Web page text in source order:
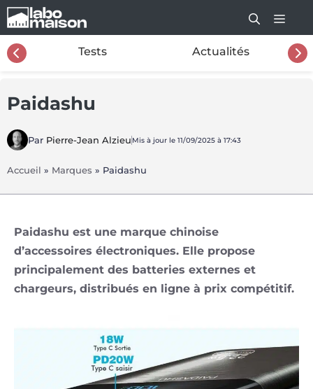
Aller
au
contenu
Tests Actualités
Paidashu
Par Pierre-Jean Alzieu Mis à jour le 11/09/2025 à 17:43
Accueil » Marques » Paidashu
Paidashu est une marque chinoise
d’accessoires électroniques. Elle propose
principalement des batteries externes et
chargeurs, distribués en ligne à prix compétitif.